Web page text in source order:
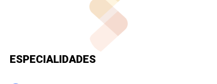
ESPECIALIDADES